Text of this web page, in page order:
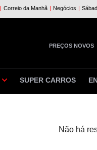
PREÇOS NOVOS
SUPER CARROS
Não há